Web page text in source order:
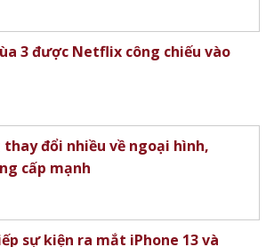
3 được Netflix công chiếu vào
thay đổi nhiều về ngoại hình,
cấp mạnh
sự kiện ra mắt iPhone 13 và